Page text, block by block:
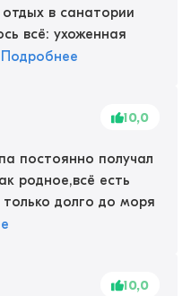
в санатории
всё: ухоженная
Подробнее
10,0
постоянно получал
родное,всё есть
долго до моря
10,0